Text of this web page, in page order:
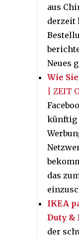
aus
derzeit
Neues
Wie
| ZEIT
künftig
das
IKEA
Duty &
der